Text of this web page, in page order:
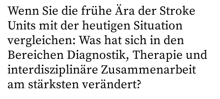
Wenn Sie die frühe Ära der Stroke
Units mit der heutigen Situation
vergleichen: Was hat sich in den
Bereichen Diagnostik, Therapie und
interdisziplinäre Zusammenarbeit
am stärksten verändert?